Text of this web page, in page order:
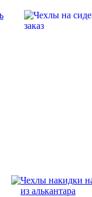
Чехлы накидки
из алькантара